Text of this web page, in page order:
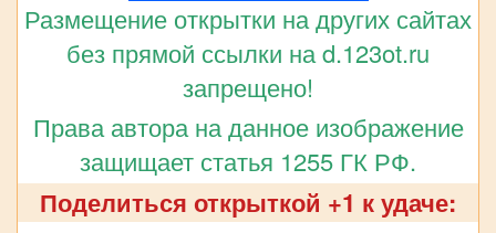
Размещение открытки на других сайтах
без прямой ссылки на d.123ot.ru
запрещено!
Права автора на данное изображение
защищает статья 1255 ГК РФ.
Поделиться открыткой +1 к удаче: